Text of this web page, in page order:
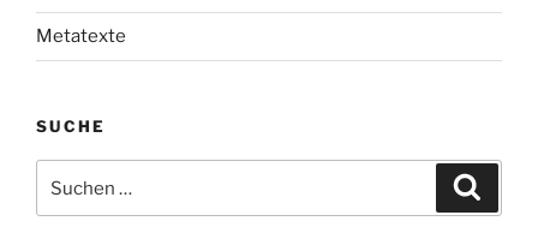
Metatexte
SUCHE
nach: